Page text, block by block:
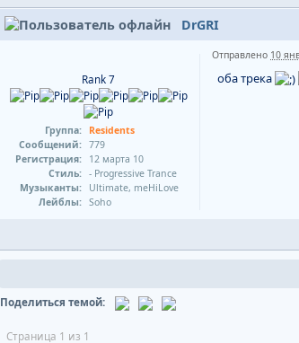
DrGRI
Rank 7
Группа:
Residents
Сообщений:
779
Регистрация:
12 марта 10
Стиль:
- Progressive Trance
Музыканты:
Ultimate, meHiLove
Лейблы:
Soho
Отправлено 10
оба трека
Поделиться темой:
Страница 1 из 1